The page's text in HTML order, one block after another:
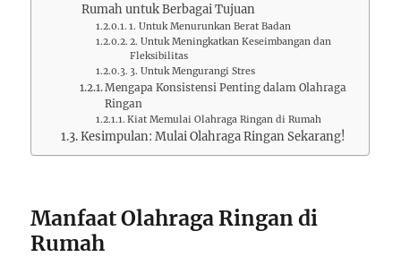
Rumah untuk Berbagai Tujuan
1. Untuk Menurunkan Berat Badan
2. Untuk Meningkatkan Keseimbangan dan
Fleksibilitas
3. Untuk Mengurangi Stres
Mengapa Konsistensi Penting dalam Olahraga
Ringan
Kiat Memulai Olahraga Ringan di Rumah
Kesimpulan: Mulai Olahraga Ringan Sekarang!
Manfaat Olahraga Ringan di
Rumah